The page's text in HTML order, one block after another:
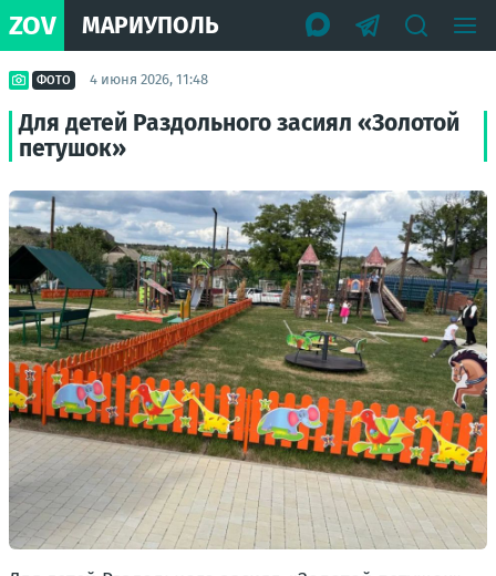
ZOV МАРИУПОЛЬ
ФОТО 4 июня 2026, 11:48
Для детей Раздольного засиял «Золотой
петушок»